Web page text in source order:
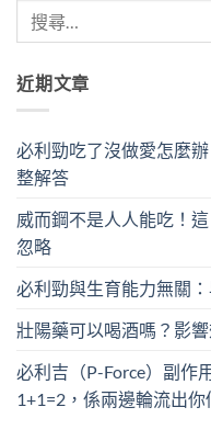
近期文章
必利勁吃了沒做愛怎麼
整解答
威而鋼不是人人能吃！
忽略
必利勁與生育能力無關
壯陽藥可以喝酒嗎？影
必利吉（P-Force）副作
1+1=2，係兩邊輪流出